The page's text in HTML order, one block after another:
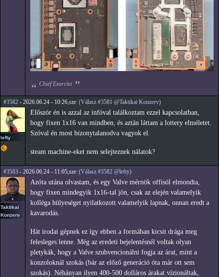
Chief Exorcist
#3582 - 2026.06.24 - 10:26,sze (Válasz #3581 @Taktikai Konzerv)
lefty
Először én is azzal az infóval találkoztam ezzel kapcsolatban,
hogy fixen 1x16 van mindben, és aztán láttam a lottery elméletet.
Szóval én most bizonytalanodva vagyok el.
steam machine-eket nem selejteznek nálatok?
#3583 - 2026.06.24 - 11:05,sze (Válasz #3582 @lefty)
Taktikai
Konzerv
Azóta utána olvastam, és egy Valve mérnök offisöl elmondta,
hogy fixen mindegyik 1x16-tal jön, csak az elején valamelyik
kolléga hülyeséget nyilatkozott valamelyik lapnak, onnan eredt a
kavarodás.
Hát irodai gépnek ez így ebben a formában kicsit drága meg
felesleges lenne. Még az eredeti bejelentésnél voltak olyan
pletykák, hogy a Valve szubvencionálni fogja az árat, mint a
konzoloknál szokás (bár az előző generáció óta már ott sem
szokás). Néhányan ilyen 400-500 dolláros árakat vízionáltak,